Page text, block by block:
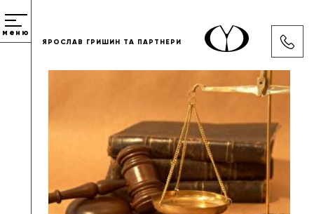
меню
ЯРОСЛАВ ГРИШИН ТА ПАРТНЕРИ